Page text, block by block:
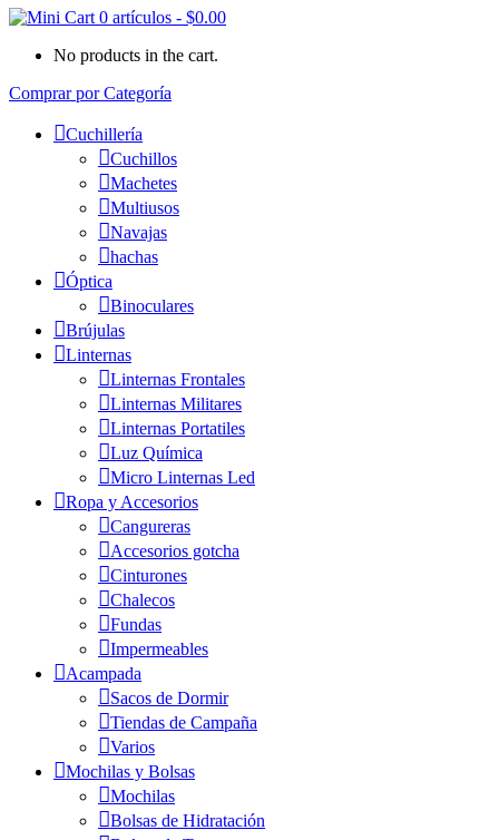
0 artículos - $0.00
No products in the cart.
Comprar por Categoría
Cuchillería
Cuchillos
Machetes
Multiusos
Navajas
hachas
Óptica
Binoculares
Brújulas
Linternas
Linternas Frontales
Linternas Militares
Linternas Portatiles
Luz Química
Micro Linternas Led
Ropa y Accesorios
Cangureras
Accesorios gotcha
Cinturones
Chalecos
Fundas
Impermeables
Acampada
Sacos de Dormir
Tiendas de Campaña
Varios
Mochilas y Bolsas
Mochilas
Bolsas de Hidratación